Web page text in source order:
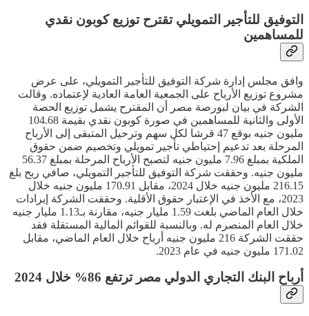
التوفيق للتأجير التمويلي تقترح توزيع كوبون نقدي
للمساهمين
وافق مجلس إدارة شركة التوفيق للتأجير التمويلي، على عرض
مشروع توزيع الأرباح على الجمعية العامة العادية لإعتماده. وقالت
الشركة في بيان لبورصة مصر أن المقترح يشمل توزيع الحصة
الأولى والثانية للمساهمين في صورة كوبون نقدي بقيمة 104.68
مليون جنيه بوقع 47 قرشا لكل سهم وترحيل المتبقى إلى الأرباح
المرحلة بعد تدعيم إحتياطي تأجير تمويلي وتخصيم ضمن حقوق
الملكية بمبلغ 7.96 مليون جنيه لتصبح الأرباح المرحلة بمبلغ 56.37
مليون جنيه. وحققت شركة التوفيق للتأجير التمويلي، صافي ربح بلغ
216.15 مليون جنيه خلال 2024، مقابل 170.91 مليون جنيه خلال
2023، مع الأخذ في الإعتبار حقوق الأقلية. وحققت الشركة إيرادات
خلال العام الماضي بلغت 1.59 مليار جنيه، مقارنة بـ1.13 مليار جنيه
خلال العام المنصرم له. وبالنسبة للقوائم المالية المستقلة فقد
حققت الشركة 216 مليون جنيه أرباح خلال العام الماضي، مقابل
171.02 مليون جنيه في عام 2023.
أرباح البنك التجاري الدولي مصر ترتفع 86% خلال 2024